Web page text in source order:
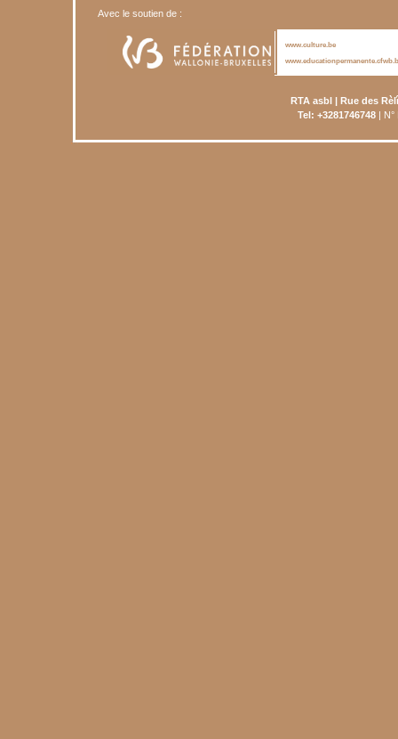
Avec le soutien de :
www.culture.be
RTA asbl | Rue des
Tel: +3281746748| N°